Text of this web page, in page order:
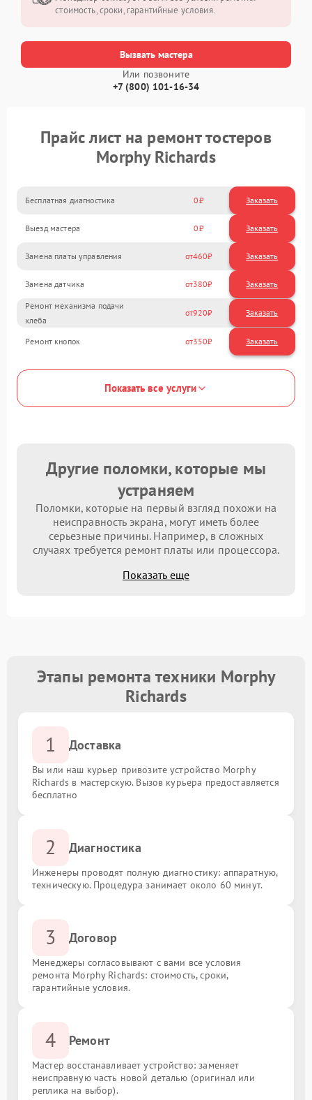
Вызвать мастера
Или позвоните
+7 (800) 101-16-34
стоимость, сроки, гарантийные условия.
Прайс лист на ремонт тостеров
Morphy Richards
Бесплатная диагностика 0 Заказать
Выезд мастера 0 Заказать
Замена платы управления 460
Замена датчика 380
Ремонт механизма подачи
хлеба
920
Ремонт кнопок 350
Показать все услуги
Другие поломки, которые мы
устраняем
Поломки, которые на первый взгляд похожи на
неисправность экрана, могут иметь более
серьезные причины. Например, в сложных
случаях требуется ремонт платы или процессора.
Показать еще
Этапы ремонта техники Morphy
Richards
1 Доставка
Вы или наш курьер привозите устройство Morphy
Richards в мастерскую. Вызов курьера предоставляется
бесплатно
2 Диагностика
Инженеры проводят полную диагностику: аппаратную,
техническую. Процедура занимает около 60 минут.
3 Договор
Менеджеры согласовывают с вами все условия
ремонта Morphy Richards: стоимость, сроки,
гарантийные условия.
4 Ремонт
Мастер восстанавливает устройство: заменяет
неисправную часть новой деталью (оригинал или
реплика на выбор).